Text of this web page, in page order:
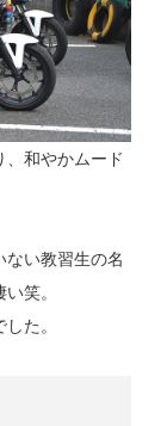
、和やかムード
ない教習生の名
笑。
した。